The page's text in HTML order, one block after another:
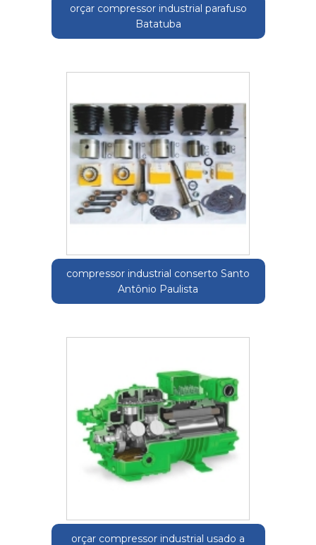
orçar compressor industrial parafuso
Batatuba
compressor industrial conserto Santo
Antônio Paulista
orçar compressor industrial usado a